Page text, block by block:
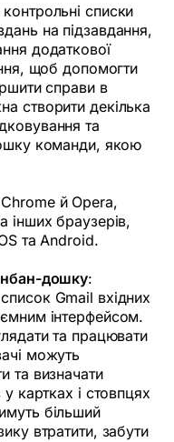
списки
на підзавдання,
додаткової
щоб допомогти
справи в
створити декілька
та
команди, якою
й Opera,
інших браузерів,
та Android.
дошку:
Gmail вхідних
інтерфейсом.
та працювати
можуть
та визначати
у картках і стовпцях
більший
втратити, забути